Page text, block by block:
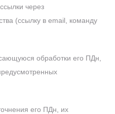
через
(ссылку в email, команду
обработки его ПДн,
его ПДн, их